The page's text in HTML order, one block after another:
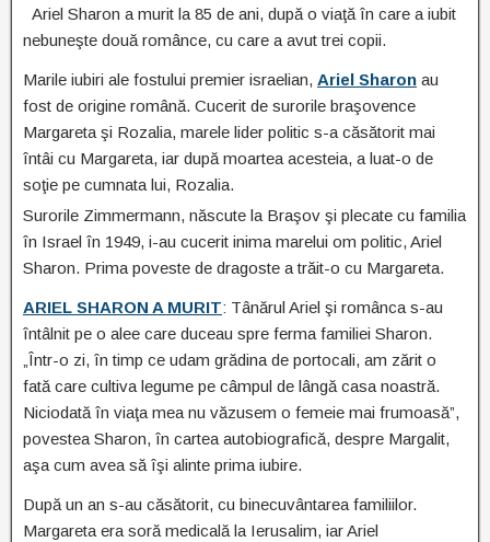
Ariel Sharon a murit la 85 de ani, după o viaţă în care a iubit
nebuneşte două românce, cu care a avut trei copii.
Marile iubiri ale fostului premier israelian, Ariel Sharon au
fost de origine română. Cucerit de surorile braşovence
Margareta şi Rozalia, marele lider politic s-a căsătorit mai
întâi cu Margareta, iar după moartea acesteia, a luat-o de
soţie pe cumnata lui, Rozalia.
Surorile Zimmermann, născute la Braşov şi plecate cu familia
în Israel în 1949, i-au cucerit inima marelui om politic, Ariel
Sharon. Prima poveste de dragoste a trăit-o cu Margareta.
ARIEL SHARON A MURIT: Tânărul Ariel şi românca s-au
întâlnit pe o alee care duceau spre ferma familiei Sharon.
„Într-o zi, în timp ce udam grădina de portocali, am zărit o
fată care cultiva legume pe câmpul de lângă casa noastră.
Niciodată în viaţa mea nu văzusem o femeie mai frumoasă”,
povestea Sharon, în cartea autobiografică, despre Margalit,
aşa cum avea să îşi alinte prima iubire.
După un an s-au căsătorit, cu binecuvântarea familiilor.
Margareta era soră medicală la Ierusalim, iar Ariel